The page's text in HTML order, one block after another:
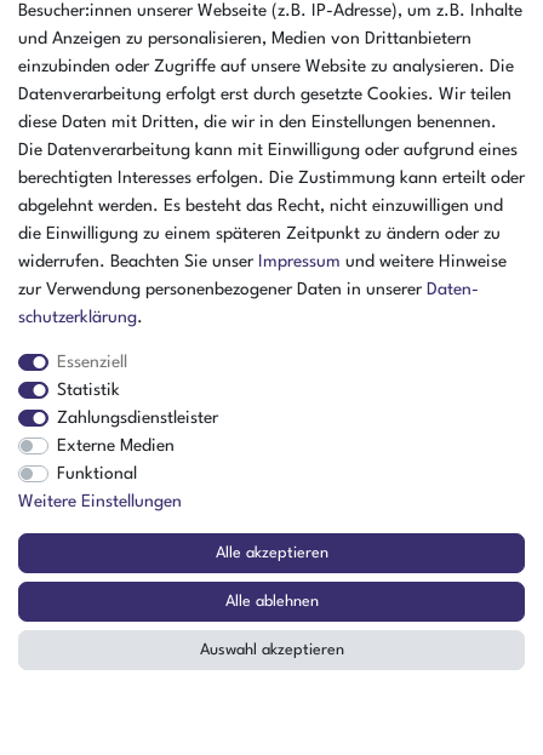
Kontakt
Datenschutzerklärung
Batterieverordnung
AGB
Impressum
ÜBER UNS
AMIKON GMBH
Einsteinstr. 8a
46325 Borken
Deutschland
Öffnungszeiten Freitag
²
Besucher:innen unserer Webseite (z.B. IP-Adresse), um z.B. Inhalte
und Anzeigen zu personalisieren, Medien von Drittanbietern
einzubinden oder Zugriffe auf unsere Website zu analysieren. Die
Datenverarbeitung erfolgt erst durch gesetzte Cookies. Wir teilen
diese Daten mit Dritten, die wir in den Einstellungen benennen.
Die Datenverarbeitung kann mit Einwilligung oder aufgrund eines
berechtigten Interesses erfolgen. Die Zustimmung kann erteilt oder
abgelehnt werden. Es besteht das Recht, nicht einzuwilligen und
die Einwilligung zu einem späteren Zeitpunkt zu ändern oder zu
widerrufen. Beachten Sie unser Impressum und weitere Hinweise
zur Verwendung personenbezogener Daten in unserer Daten­
schutz­erklärung.
Essenziell
Statistik
Zahlungsdienstleister
Externe Medien
Funktional
Weitere Einstellungen
Alle akzeptieren
Alle ablehnen
Auswahl akzeptieren